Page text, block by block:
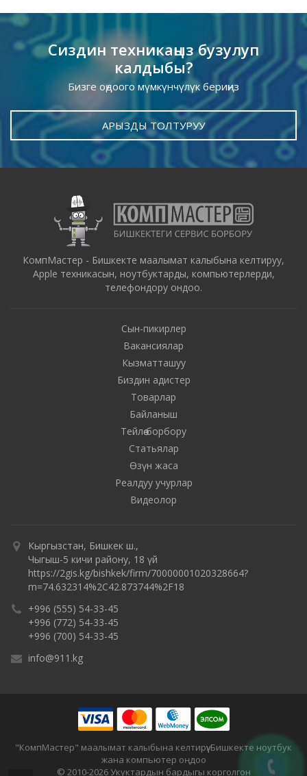
Сиздин техникаңыз бузулуп
калдыбы?
Бизге оңдоого мүмкүнчүлүк бериңиз
АРЫЗДЫ ТОЛТУРУУ
КомпМастер - Бишкекте маалымат калыбына келтируу,
Apple техникасын, ноутбуктарды, компьютерлерди,
телефондору ондоо.
Сын-пикирлер
Вакансиялар
Кызматташуу
Биздин адистер
Товарлар
Байланыш
Тейлөө борбору
Статьялар
Өзүн жаса
Реалдуу учурлар
Видеолор
Кыргызстан, Бишкек ш.,
Чыгыш-5 кичи району, 18 үй
https://2gis.kg/bishkek/firm/70000001020328664?
m=74.632314%2C42.873744%2F18
+996 (555) 54-33-45
+996 (772) 54-33-45
+996 (700) 54-33-45
info@911.kg
"КомпМастер" маалымат калыбына келтирүү. Бишкекте ноутбук
жана компьютер оңдоо
© 2010-2026 Укуктардын бардыгы корголгон